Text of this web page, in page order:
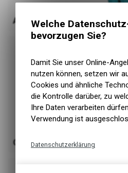
Aktionen
Occasion
Welche
bevorzugen Sie?
Damit Sie unser Online-
nutzen können, setzen wir
Cookies und ähnliche
die Kontrolle darüber, zu
Ihre Daten verarbeiten
Verwendung ist
Datenschutzerklärung